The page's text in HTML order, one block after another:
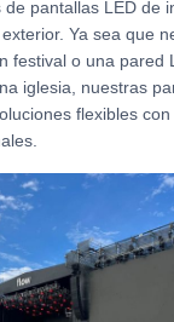
de video LED
de pantallas LED de
Ya sea que
festival o una pared
iglesia, nuestras
flexibles